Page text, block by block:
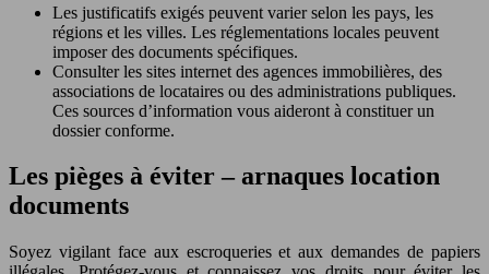
Les justificatifs exigés peuvent varier selon les pays, les
régions et les villes. Les réglementations locales peuvent
imposer des documents spécifiques.
Consulter les sites internet des agences immobilières, des
associations de locataires ou des administrations publiques.
Ces sources d’information vous aideront à constituer un
dossier conforme.
Les pièges à éviter – arnaques location
documents
Soyez vigilant face aux escroqueries et aux demandes de papiers